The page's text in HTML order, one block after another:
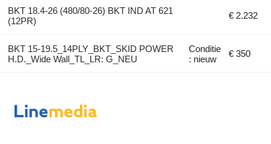
BKT 18.4-26 (480/80-26) BKT IND AT 621
(12PR)
€ 2.232
BKT 15-19.5_14PLY_BKT_SKID POWER
H.D._Wide Wall_TL_LR: G_NEU
Conditie
: nieuw
€ 350